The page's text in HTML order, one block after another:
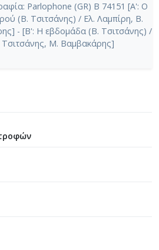
Parlophone (GR) B 74151 [Α': Ο
(Β. Τσιτσάνης) / Ελ. Λαμπίρη, Β.
- [Β': Η εβδομάδα (Β. Τσιτσάνης) /
Τσιτσάνης, Μ. Βαμβακάρης]